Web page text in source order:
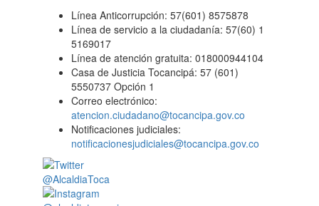
Línea Anticorrupción: 57(601) 8575878
Línea de servicio a la ciudadanía: 57(60) 1
5169017
Línea de atención gratuita: 018000944104
Casa de Justicia Tocancipá: 57 (601)
5550737 Opción 1
Correo electrónico:
atencion.ciudadano@tocancipa.gov.co
Notificaciones judiciales:
notificacionesjudiciales@tocancipa.gov.co
@AlcaldiaToca